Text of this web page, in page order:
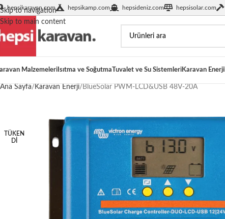
Skip to navigation
Skip to main content
hepsikaravan.com hepsikamp.com hepsideniz.com hepsisolar.com
Malzemeleri Isıtma ve SoğutmaTuvalet ve Su SistemleriKaravan Enerji
Ana Sayfa Karavan Enerji BlueSolar PWM-LCD&USB 48V-20A
TÜKEN
DI